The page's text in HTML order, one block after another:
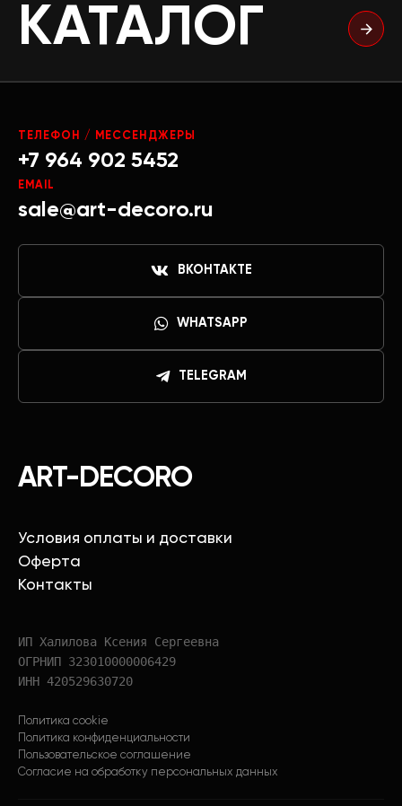
КАТАЛОГ
ART-DECORO
Условия оплаты и доставки
Оферта
Контакты
ИП Халилова Ксения Сергеевна
ОГРНИП 323010000006429
ИНН 420529630720
Политика cookie
Политика конфиденциальности
Пользовательское соглашение
Согласие на обработку персональных данных
ТЕЛЕФОН / МЕССЕНДЖЕРЫ
+7 964 902 5452
EMAIL
sale@art-decoro.ru
ВКОНТАКТЕ
WHATSAPP
TELEGRAM